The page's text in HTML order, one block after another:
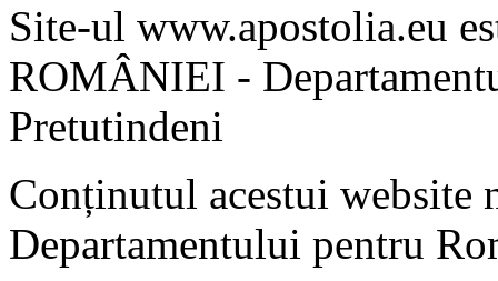
Site-ul www.apostolia.eu
ROMÂNIEI -
Pretutindeni
Conținutul acestui website
Departamentului pentru